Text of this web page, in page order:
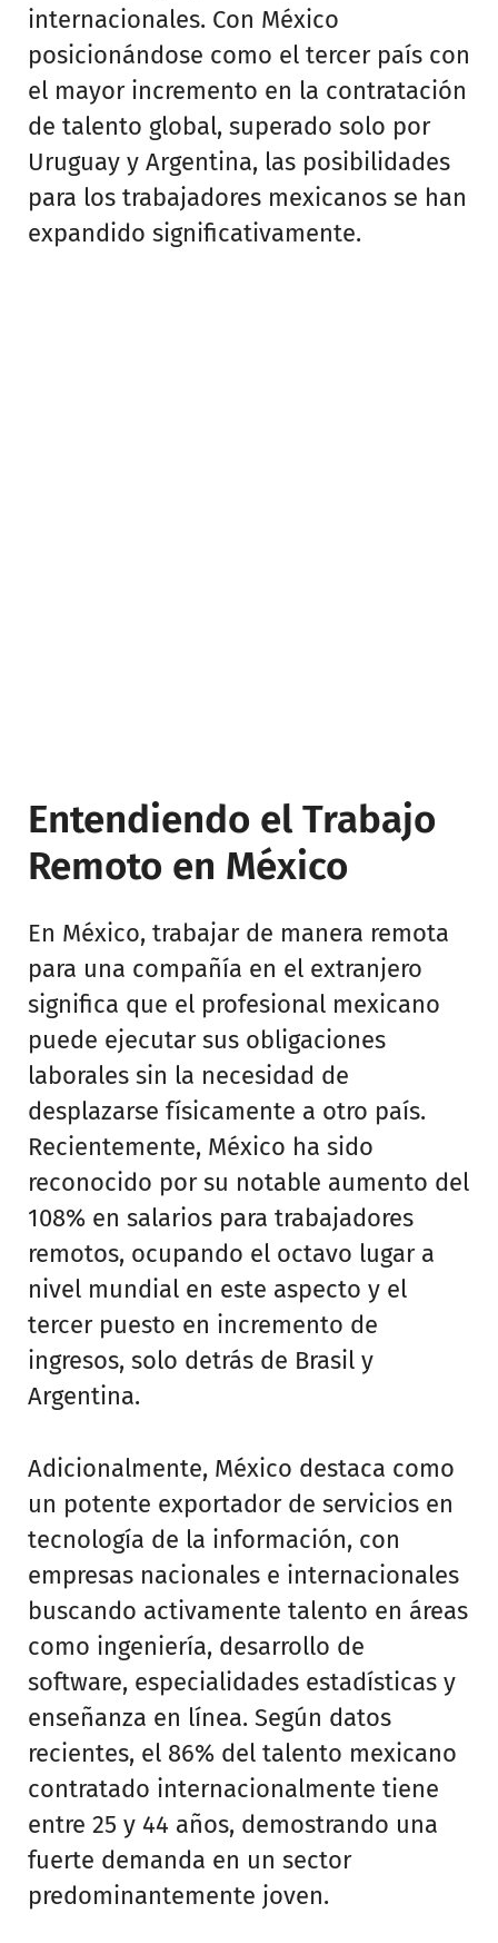
internacionales. Con México
posicionándose como el tercer país con
el mayor incremento en la contratación
de talento global, superado solo por
Uruguay y Argentina, las posibilidades
para los trabajadores mexicanos se han
expandido significativamente.
Entendiendo el Trabajo
Remoto en México
En México, trabajar de manera remota
para una compañía en el extranjero
significa que el profesional mexicano
puede ejecutar sus obligaciones
laborales sin la necesidad de
desplazarse físicamente a otro país.
Recientemente, México ha sido
reconocido por su notable aumento del
108% en salarios para trabajadores
remotos, ocupando el octavo lugar a
nivel mundial en este aspecto y el
tercer puesto en incremento de
ingresos, solo detrás de Brasil y
Argentina.
Adicionalmente, México destaca como
un potente exportador de servicios en
tecnología de la información, con
empresas nacionales e internacionales
buscando activamente talento en áreas
como ingeniería, desarrollo de
software, especialidades estadísticas y
enseñanza en línea. Según datos
recientes, el 86% del talento mexicano
contratado internacionalmente tiene
entre 25 y 44 años, demostrando una
fuerte demanda en un sector
predominantemente joven.